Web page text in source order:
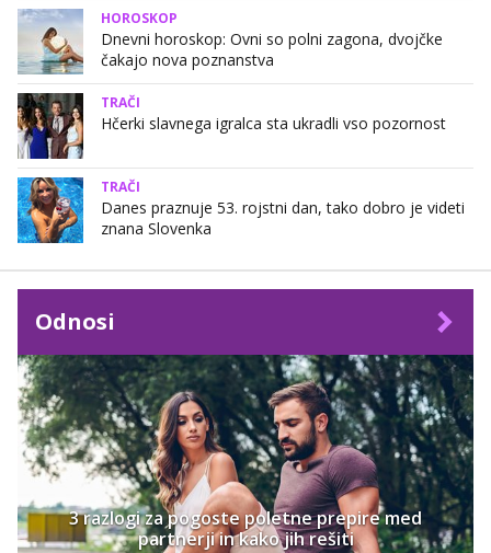
HOROSKOP
Dnevni horoskop: Ovni so polni zagona, dvojčke
čakajo nova poznanstva
TRAČI
Hčerki slavnega igralca sta ukradli vso pozornost
TRAČI
Danes praznuje 53. rojstni dan, tako dobro je videti
znana Slovenka
Odnosi
3 razlogi za pogoste poletne prepire med
partnerji in kako jih rešiti